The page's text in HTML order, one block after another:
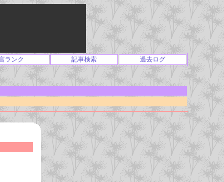
ランク 記事検索 過去ログ